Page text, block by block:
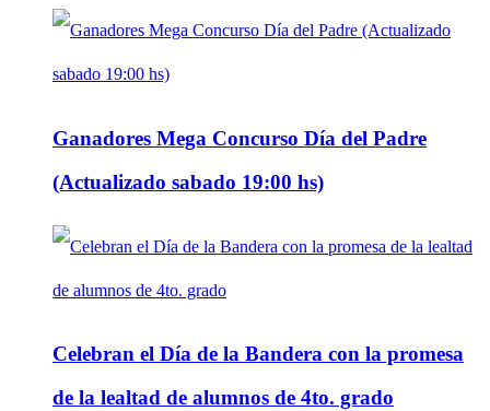
Ganadores Mega Concurso Día del Padre
(Actualizado sabado 19:00 hs)
Celebran el Día de la Bandera con la promesa
de la lealtad de alumnos de 4to. grado